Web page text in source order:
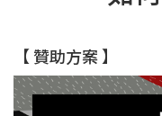
【 贊助方案 】